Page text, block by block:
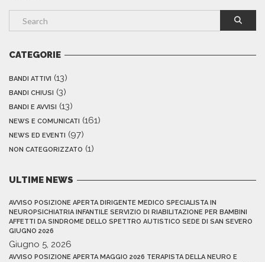
CATEGORIE
BANDI ATTIVI (13)
BANDI CHIUSI (3)
BANDI E AVVISI (13)
NEWS E COMUNICATI (161)
NEWS ED EVENTI (97)
NON CATEGORIZZATO (1)
ULTIME NEWS
AVVISO POSIZIONE APERTA DIRIGENTE MEDICO SPECIALISTA IN
NEUROPSICHIATRIA INFANTILE SERVIZIO DI RIABILITAZIONE PER BAMBINI
AFFETTI DA SINDROME DELLO SPETTRO AUTISTICO SEDE DI SAN SEVERO
GIUGNO 2026
Giugno 5, 2026
AVVISO POSIZIONE APERTA MAGGIO 2026 TERAPISTA DELLA NEURO E